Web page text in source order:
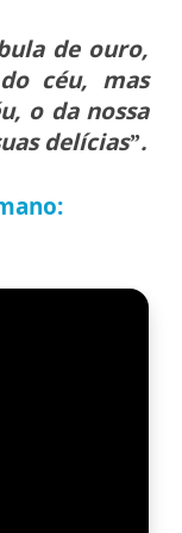
de ouro,
céu, mas
o da nossa
delícias”.